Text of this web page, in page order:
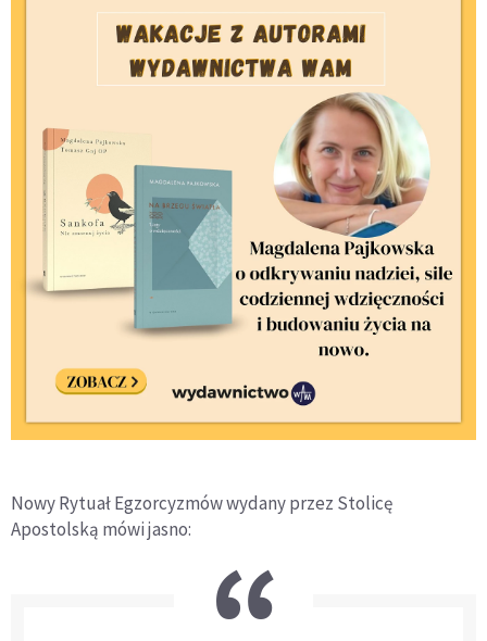
Nowy Rytuał Egzorcyzmów wydany przez Stolicę
Apostolską mówi jasno: